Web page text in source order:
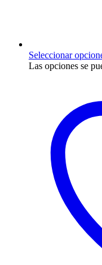
Seleccionar
Las opciones se